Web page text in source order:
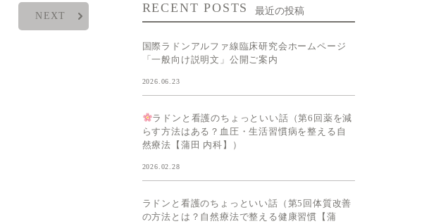
NEXT
RECENT POSTS 最近の投稿
国際ラドンアルファ線臨床研究会ホームページ
「一般向け説明文」公開ご案内
2026.06.23
ラドンと看護のちょっといい話（第6回薬を減
らす方法はある？血圧・生活習慣病を整える自
然療法【蒲田 内科】）
2026.02.28
ラドンと看護のちょっといい話（第5回体質改善
の方法とは？自然療法で整える健康習慣【蒲